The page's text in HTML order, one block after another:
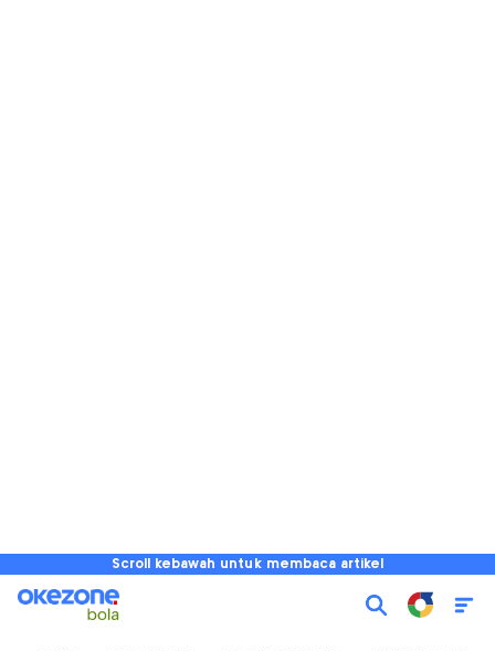
Scroll kebawah untuk membaca artikel